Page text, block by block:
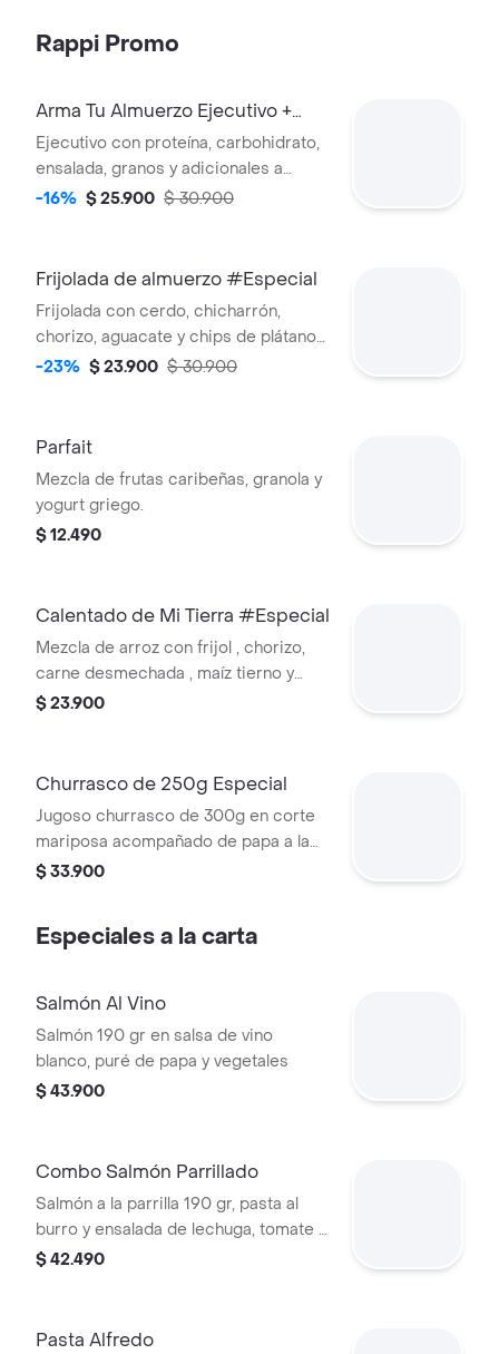
Rappi Promo
Arma Tu Almuerzo Ejecutivo +
Sopa
Ejecutivo con proteína, carbohidrato,
ensalada, granos y adicionales a
elección; acompañado de bebida y
-16% $ 25.900 $ 30.900
Frijolada de almuerzo #Especial
Frijolada con cerdo, chicharrón,
chorizo, aguacate y chips de plátano
maduro acompañado de arroz y
-23% $ 23.900 $ 30.900
Parfait
Mezcla de frutas caribeñas, granola y
yogurt griego.
$ 12.490
Calentado de Mi Tierra #Especial
Mezcla de arroz con frijol , chorizo,
carne desmechada , maíz tierno y
maduritos fritos acompañado de
$ 23.900
Churrasco de 250g Especial
Jugoso churrasco de 300g en corte
mariposa acompañado de papa a la
francesa y ensalada con aguacate,
$ 33.900
Especiales a la carta
Salmón Al Vino
Salmón 190 gr en salsa de vino
blanco, puré de papa y vegetales
$ 43.900
Combo Salmón Parrillado
Salmón a la parrilla 190 gr, pasta al
burro y ensalada de lechuga, tomate y
aguacate
$ 42.490
Pasta Alfredo